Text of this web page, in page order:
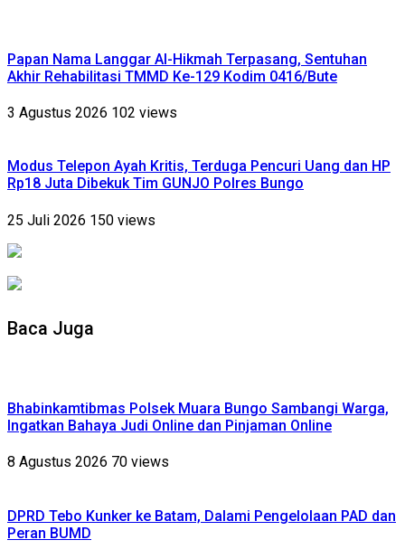
Papan Nama Langgar Al-Hikmah Terpasang, Sentuhan
Akhir Rehabilitasi TMMD Ke-129 Kodim 0416/Bute
3 Agustus 2026 102 views
Modus Telepon Ayah Kritis, Terduga Pencuri Uang dan HP
Rp18 Juta Dibekuk Tim GUNJO Polres Bungo
25 Juli 2026 150 views
Baca Juga
Bhabinkamtibmas Polsek Muara Bungo Sambangi Warga,
Ingatkan Bahaya Judi Online dan Pinjaman Online
8 Agustus 2026 70 views
DPRD Tebo Kunker ke Batam, Dalami Pengelolaan PAD dan
Peran BUMD